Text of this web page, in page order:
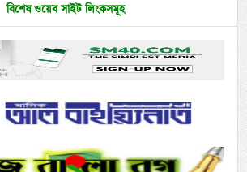
বিশেষ ওয়েব সাইট লিংকসমূহ